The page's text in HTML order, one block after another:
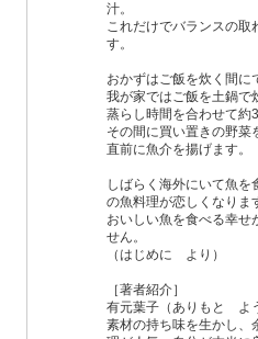
汁。
これだけでバランスの取
す。
おかずはご飯を炊く間に
我が家ではご飯を土鍋で
蒸らし時間を合わせて約
その間に買い置きの野菜
直前に魚介を揚げます。
しばらく海外にいて魚
の魚料理が恋しくなりま
おいしい魚を食べる幸せ
せん。
（はじめに より）
［著者紹介］
有元葉子（ありもと よ
素材の持ち味を生かし、